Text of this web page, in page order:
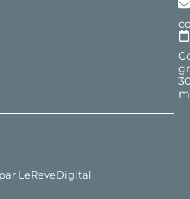
LeReveDigital